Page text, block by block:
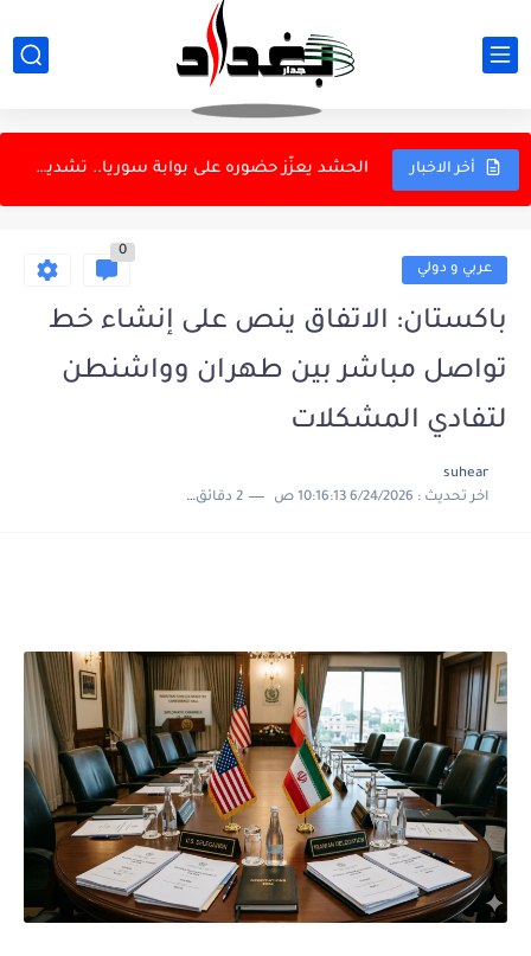
أخر الاخبار
مستحقات متأخرة تشعل احتجاج سائقي مصفى كربلاء.. 3 أشهر...
الحشد يعزّز حضوره على بوابة سوريا.. تشديد الانتشار على...
النزاهة تفتح ملفات الدرجات الخاصة.. 26 أمر قبض واستقدام... عربي و دولي
0
باكستان: الاتفاق ينص على إنشاء خط
تواصل مباشر بين طهران وواشنطن
لتفادي المشكلات
suhear
اخر تحديث : 6/24/2026 10:16:13 ص 2 دقائق للقراءة